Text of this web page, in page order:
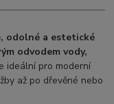
odolné a estetické
odvodem vody,
ideální pro moderní
až po dřevěné nebo